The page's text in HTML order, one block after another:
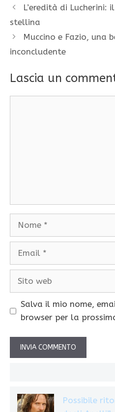
L’eredità di Lucherini:
stellina
Muccino e Fazio, una
inconcludente
Lascia un
Nome
Email
Sito
Salva il mio nome,
browser per la
Possibile